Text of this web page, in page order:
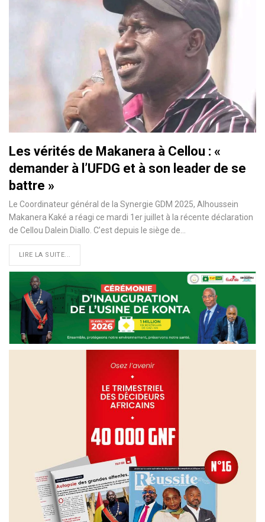
Les vérités de Makanera à Cellou : «
demander à l’UFDG et à son leader de se
battre »
Le Coordinateur général de la Synergie GDM 2025, Alhoussein
Makanera Kaké a réagi ce mardi 1er juillet à la récente déclaration
de Cellou Dalein Diallo. C’est depuis le siège de…
LIRE LA SUITE...